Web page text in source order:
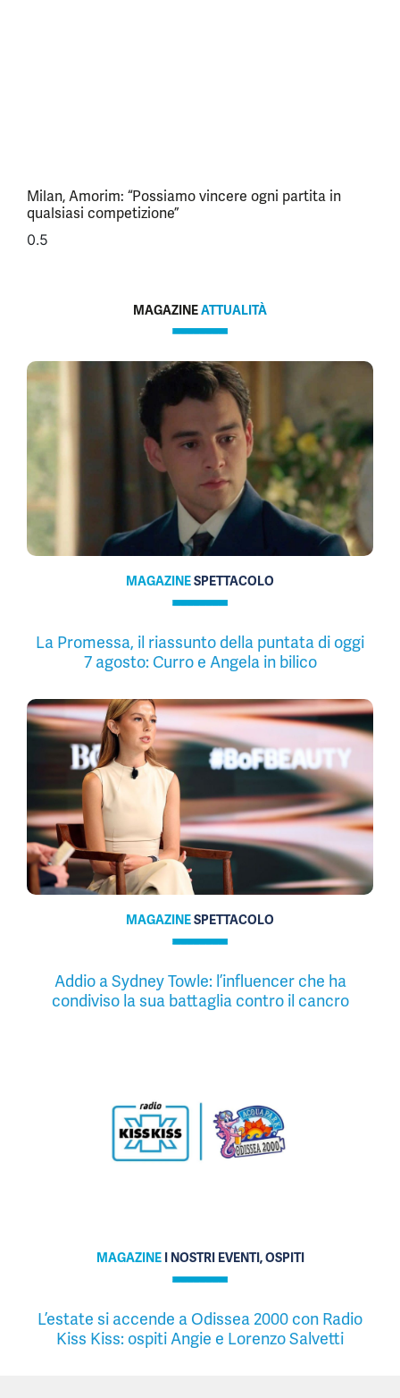
Milan, Amorim: “Possiamo vincere ogni partita in
qualsiasi competizione”
MAGAZINEATTUALITÀ
MAGAZINESPETTACOLO
La Promessa, il riassunto della puntata di oggi
7 agosto: Curro e Angela in bilico
MAGAZINESPETTACOLO
Addio a Sydney Towle: l’influencer che ha
condiviso la sua battaglia contro il cancro
MAGAZINE I NOSTRI EVENTI, OSPITI
L’estate si accende a Odissea 2000 con Radio
Kiss Kiss: ospiti Angie e Lorenzo Salvetti